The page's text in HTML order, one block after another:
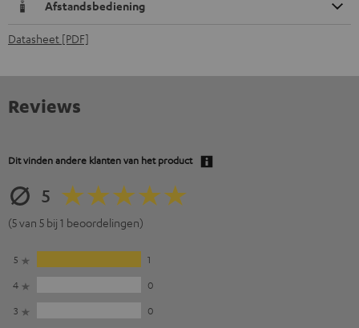
Afstandsbediening
Datasheet [PDF]
Reviews
Dit vinden andere klanten van het product
5
(5 van 5 bij 1 beoordelingen)
5
1
4
0
3
0